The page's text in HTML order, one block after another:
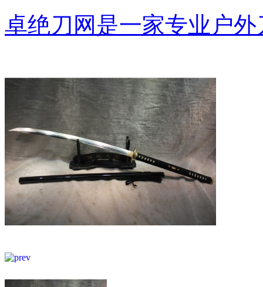
卓绝刀网是一家专业户